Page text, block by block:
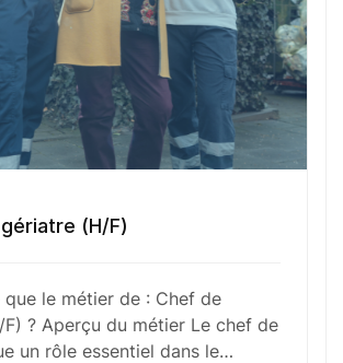
Numéro de téléphone
une agence Oxygène Intérim/ BTT
Votre CV
ou
Parcourir les fichiers
(H/F)
que le métier de : Chef de
? Aperçu du métier Le chef de
un rôle essentiel dans le…